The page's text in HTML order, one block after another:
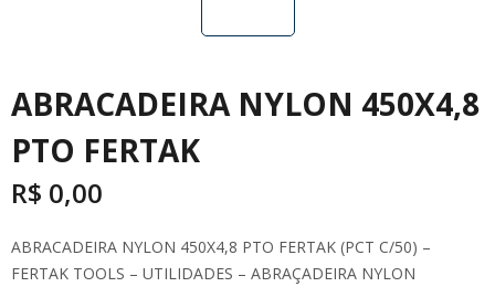
ABRACADEIRA NYLON 450X4,8
PTO FERTAK
R$ 0,00
ABRACADEIRA NYLON 450X4,8 PTO FERTAK (PCT C/50) –
FERTAK TOOLS – UTILIDADES – ABRAÇADEIRA NYLON